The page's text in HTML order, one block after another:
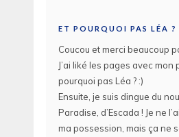
ET POURQUOI PAS LÉA ?
Coucou et merci beaucoup
J’ai liké les pages avec mon
pourquoi pas Léa ? :)
Ensuite, je suis dingue du
Paradise, d’Escada ! Je ne
ma possession, mais ça ne